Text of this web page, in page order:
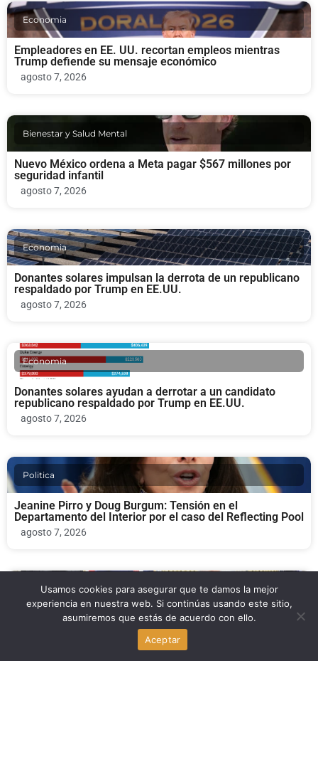
Economia
Empleadores en EE. UU. recortan empleos mientras
Trump defiende su mensaje económico
agosto 7, 2026
Bienestar y Salud Mental
Nuevo México ordena a Meta pagar $567 millones por
seguridad infantil
agosto 7, 2026
Economia
Donantes solares impulsan la derrota de un republicano
respaldado por Trump en EE.UU.
agosto 7, 2026
Economia
Donantes solares ayudan a derrotar a un candidato
republicano respaldado por Trump en EE.UU.
agosto 7, 2026
Politica
Jeanine Pirro y Doug Burgum: Tensión en el
Departamento del Interior por el caso del Reflecting Pool
agosto 7, 2026
Politica
Jeanine Pirro y Doug Burgum: el malestar de los
Usamos cookies para asegurar que te damos la mejor
experiencia en nuestra web. Si continúas usando este sitio,
asumiremos que estás de acuerdo con ello.
Aceptar